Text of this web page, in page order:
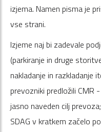
izjema. Namen pisma je
vse strani.
Izjeme naj bi zadevale
(parkiranje in druge
nakladanje in razkladanje
prevozniki predložili
jasno naveden cilj
SDAG v kratkem začelo